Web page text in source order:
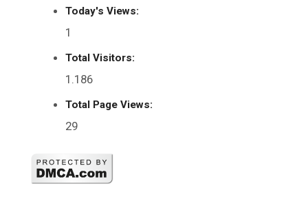
Today's Views:
1
Total Visitors:
1.186
Total Page Views:
29